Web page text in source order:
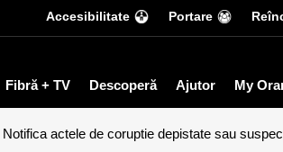
Accesibilitate Portare
Fibră + TV Descoperă Ajutor My
Notifica actele de coruptie depistate sau